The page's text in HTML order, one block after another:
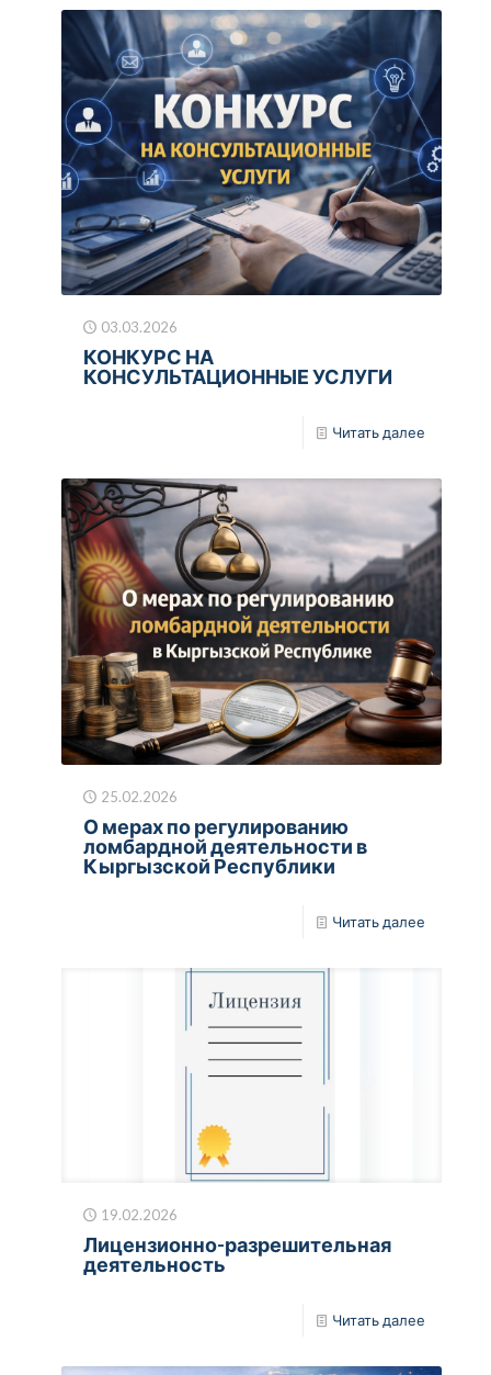
03.03.2026
КОНКУРС НА
КОНСУЛЬТАЦИОННЫЕ УСЛУГИ
Читать далее
25.02.2026
О мерах по регулированию
ломбардной деятельности в
Кыргызской Республики
Читать далее
19.02.2026
Лицензионно-разрешительная
деятельность
Читать далее